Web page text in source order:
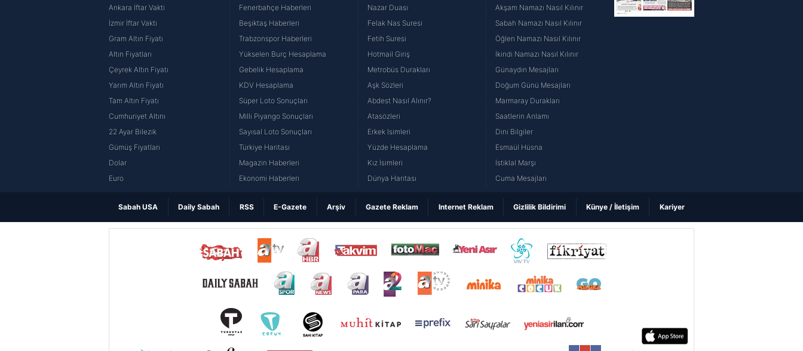
Ankara İftar Vakti
İzmir İftar Vakti
Gram Altın Fiyatı
Altın Fiyatları
Çeyrek Altın Fiyatı
Yarım Altın Fiyatı
Tam Altın Fiyatı
Cumhuriyet Altını
22 Ayar Bilezik
Gümüş Fiyatları
Dolar
Euro
Fenerbahçe Haberleri
Beşiktaş Haberleri
Trabzonspor Haberleri
Yükselen Burç Hesaplama
Gebelik Hesaplama
KDV Hesaplama
Süper Loto Sonuçları
Milli Piyango Sonuçları
Sayısal Loto Sonuçları
Türkiye Haritası
Magazin Haberleri
Ekonomi Haberleri
Nazar Duası
Felak Nas Suresi
Fetih Suresi
Hotmail Giriş
Metrobüs Durakları
Aşk Sözleri
Abdest Nasıl Alınır?
Atasözleri
Erkek İsimleri
Yüzde Hesaplama
Kız İsimleri
Dünya Haritası
Akşam Namazı Nasıl Kılınır
Sabah Namazı Nasıl Kılınır
Öğlen Namazı Nasıl Kılınır
İkindi Namazı Nasıl Kılınır
Günaydın Mesajları
Doğum Günü Mesajları
Marmaray Durakları
Saatlerin Anlamı
Dini Bilgiler
Esmaül Hüsna
İstiklal Marşı
Cuma Mesajları
Sabah USA Daily Sabah RSS E-Gazete Arşiv Gazete Reklam Internet Reklam Gizlilik Bildirimi Künye / İletişim Kariyer